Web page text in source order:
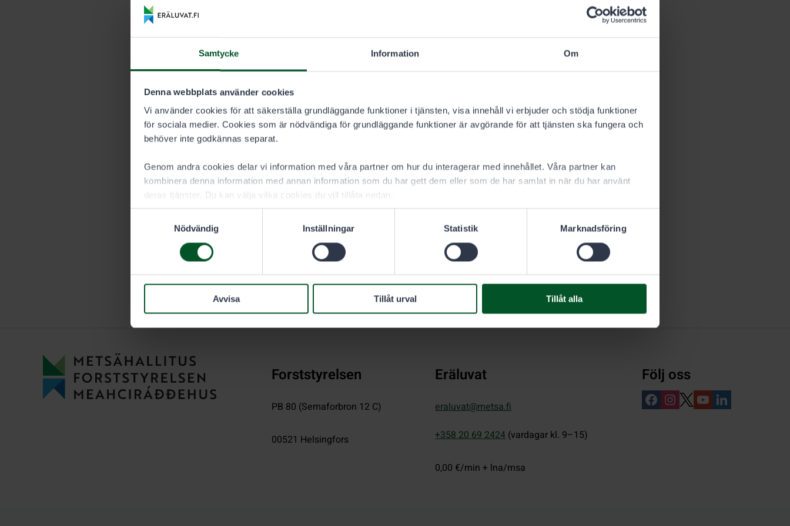
Samtycke Information Om
Denna webbplats använder cookies
Vi använder cookies för att säkerställa grundläggande funktioner i tjänsten, visa innehåll vi erbjuder och stödja funktioner
för sociala medier. Cookies som är nödvändiga för grundläggande funktioner är avgörande för att tjänsten ska fungera och
behöver inte godkännas separat.
Genom andra cookies delar vi information med våra partner om hur du interagerar med innehållet. Våra partner kan
kombinera denna information med annan information som du har gett dem eller som de har samlat in när du har använt
deras tjänster. Du kan välja vilka cookies du vill tillåta nedan.
Nödvändig
Inställningar Statistik Marknadsföring
Avvisa Tillåt urval Tillåt alla
Prislista 1.1.2026–
VARAKTIGHET TILLSTÅNDSANVÄNDARE
Säsong
Tillståndet för fiske med övriga redskap är fångst- och båtlagsspecifikt och är i kraft ett
kalenderår.
Forststyrelsen
PB 80 (Semaforbron 12 C)
00521 Helsingfors
Eräluvat
eraluvat@metsa.fi
+358 20 69 2424(vardagar kl. 9–15)
0,00 €/min + lna/msa
Följ oss